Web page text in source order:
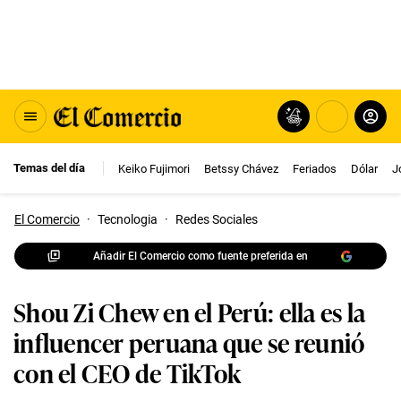
Temas del día Keiko Fujimori Betssy Chávez Feriados Dólar
El Comercio · Tecnologia · Redes Sociales
Añadir El Comercio como fuente preferida en
Shou Zi Chew en el Perú: ella es la
influencer peruana que se reunió
con el CEO de TikTok